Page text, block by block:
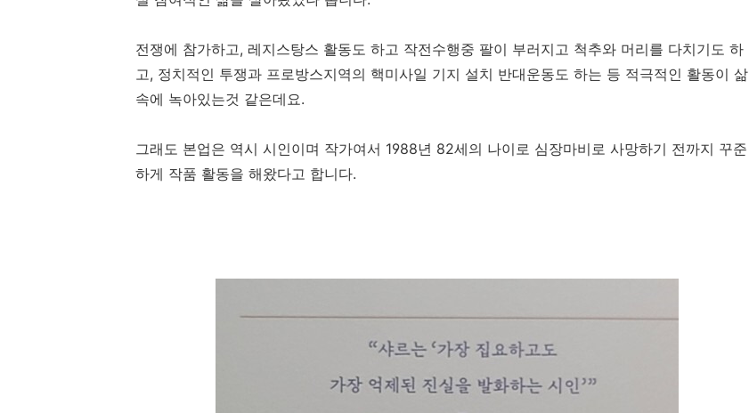
전쟁에 참가하고, 레지스탕스 활동도 하고 작전수행중 팔이 부러지고 척추와 머리를 다치기도 하
고, 정치적인 투쟁과 프로방스지역의 핵미사일 기지 설치 반대운동도 하는 등 적극적인 활동이 삶
속에 녹아있는것 같은데요.
그래도 본업은 역시 시인이며 작가여서 1988년 82세의 나이로 심장마비로 사망하기 전까지 꾸준
하게 작품 활동을 해왔다고 합니다.